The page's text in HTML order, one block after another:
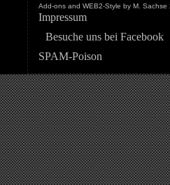
Add-ons and WEB2-Style by M. Sachse
Impressum
Besuche uns bei Facebook
SPAM-Poison